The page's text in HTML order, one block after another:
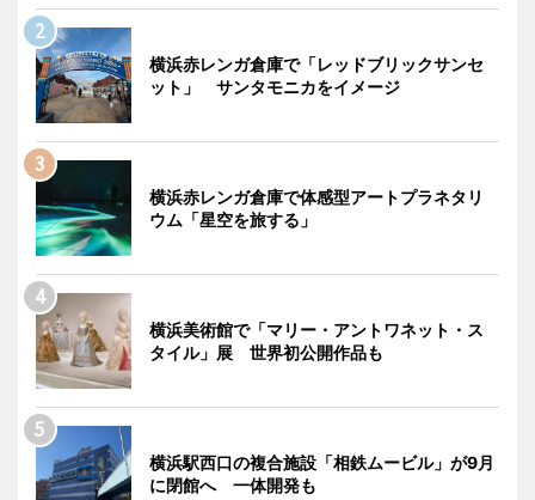
横浜赤レンガ倉庫で「レッドブリックサンセ
ット」 サンタモニカをイメージ
横浜赤レンガ倉庫で体感型アートプラネタリ
ウム「星空を旅する」
横浜美術館で「マリー・アントワネット・ス
タイル」展 世界初公開作品も
横浜駅西口の複合施設「相鉄ムービル」が9月
に閉館へ 一体開発も